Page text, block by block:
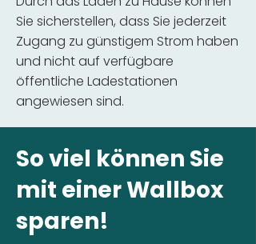
Sie sicherstellen, dass Sie jederzeit
Zugang zu günstigem Strom haben
und nicht auf verfügbare
öffentliche Ladestationen
angewiesen sind.
So viel können Sie
mit einer Wallbox
sparen!